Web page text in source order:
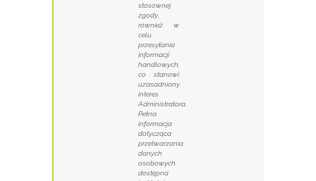
stosownej
zgody,
również w
celu
przesyłania
informacji
handlowych,
co stanowi
uzasadniony
interes
Administratora.
Pełna
informacja
dotycząca
przetwarzania
danych
osobowych
dostępna